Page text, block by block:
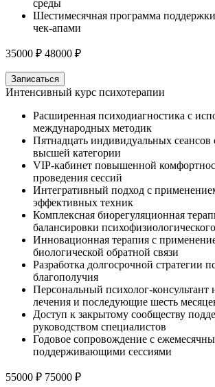
среды
Шестимесячная программа
чек-апами
35000 ₽ 48000 ₽
Записаться
Интенсивный курс психотерапии
Расширенная психодиагностика с
международных методик
Пятнадцать индивидуальных сеансов
высшей категории
VIP-кабинет повышенной
проведения сессий
Интегративный подход с
эффективных техник
Комплексная биорегуляционная
балансировки
Инновационная терапия с
биологической обратной связи
Разработка долгосрочной стратегии
благополучия
Персональный психолог-консультант
лечения и последующие шесть
Доступ к закрытому сообществу
руководством специалистов
Годовое сопровождение с
поддерживающими сессиями
55000 ₽ 75000 ₽